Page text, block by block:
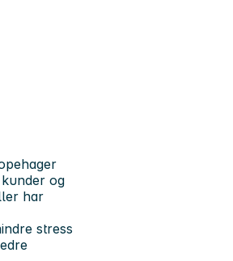
og
har
stress